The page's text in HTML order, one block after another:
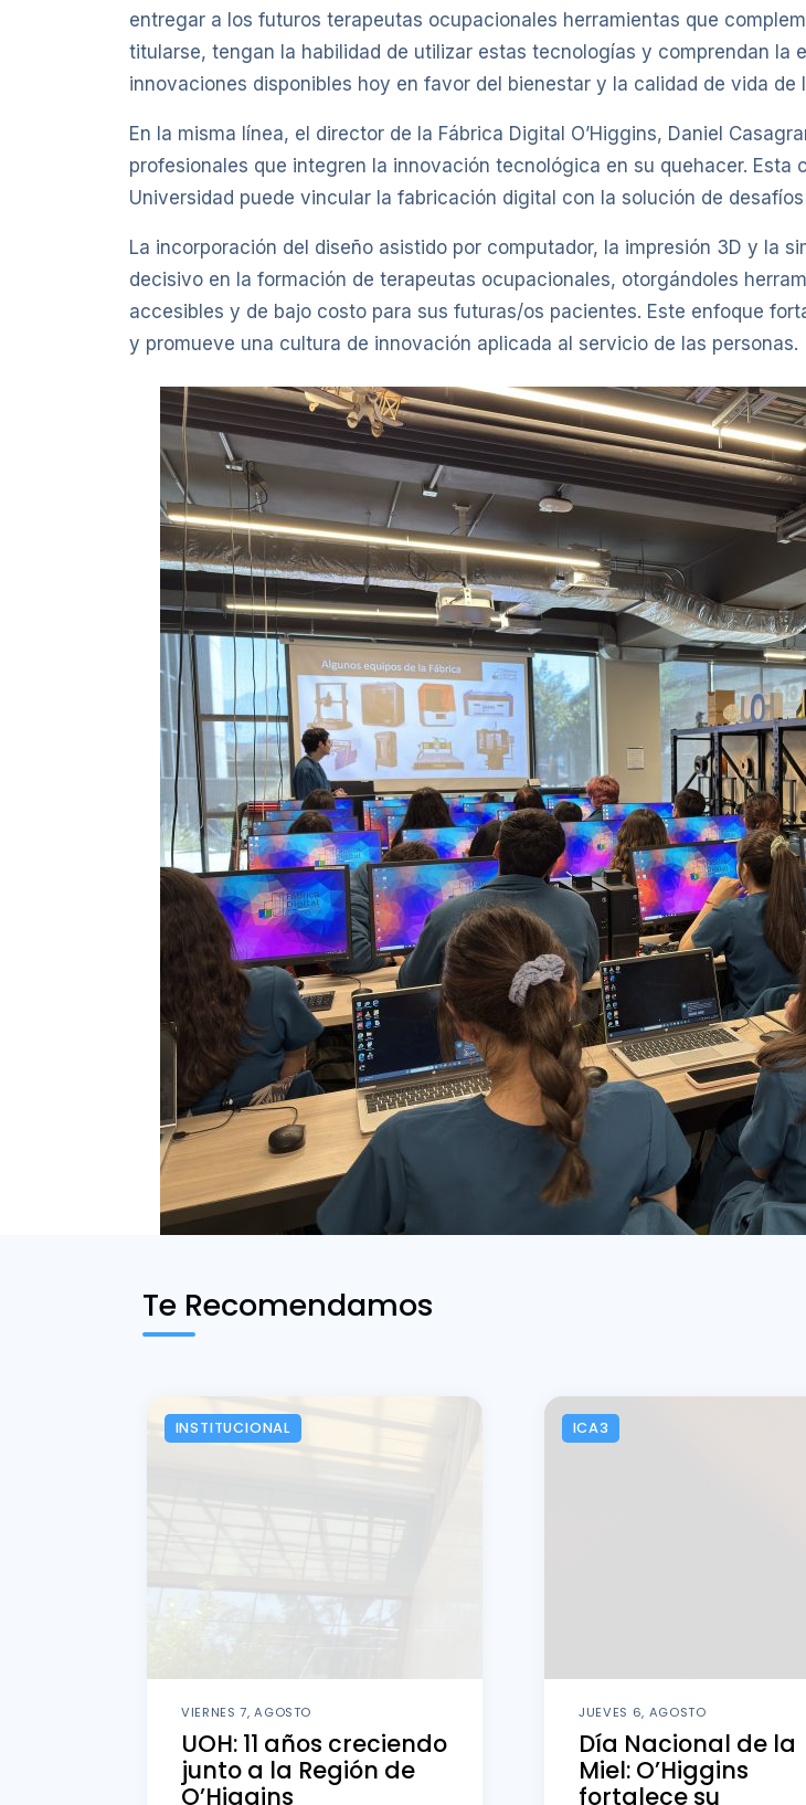
entregar a los futuros terapeutas ocupacionales herramientas que
titularse, tengan la habilidad de utilizar estas tecnologías y comprendan la
innovaciones disponibles hoy en favor del bienestar y la calidad de vida de
En la misma línea, el director de la Fábrica Digital O’Higgins, Daniel
profesionales que integren la innovación tecnológica en su quehacer. Esta
Universidad puede vincular la fabricación digital con la solución de
La incorporación del diseño asistido por computador, la impresión 3D y la
decisivo en la formación de terapeutas ocupacionales, otorgándoles
accesibles y de bajo costo para sus futuras/os pacientes. Este enfoque
y promueve una cultura de innovación aplicada al servicio de las personas.
Te Recomendamos
INSTITUCIONAL
VIERNES 7, AGOSTO
UOH: 11 años creciendo
junto a la Región de
O’Higgins
ICA3
JUEVES 6, AGOSTO
Día Nacional de la
Miel: O’Higgins
fortalece su